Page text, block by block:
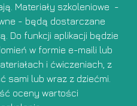
Materiały szkoleniowe -
- będą dostarczane
Do funkcji aplikacji będzie
w formie e-maili lub
i ćwiczeniach, z
sami lub wraz z dziećmi.
oceny wartości